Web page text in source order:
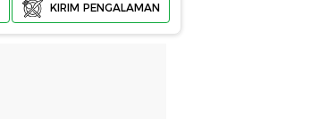
KIRIM PENGALAMAN